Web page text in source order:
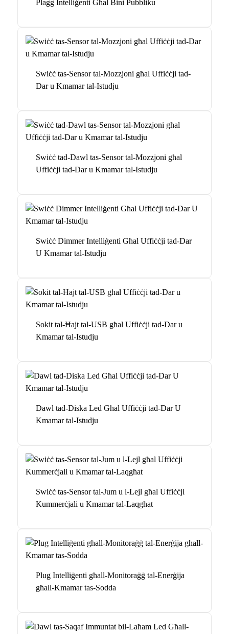
Plagg Intelliġenti Għal Bini Pubbliku
Swiċċ tas-Sensor tal-Mozzjoni għal Uffiċċji tad-
Dar u Kmamar tal-Istudju
Swiċċ tad-Dawl tas-Sensor tal-Mozzjoni għal
Uffiċċji tad-Dar u Kmamar tal-Istudju
Swiċċ Dimmer Intelliġenti Għal Uffiċċji tad-Dar
U Kmamar tal-Istudju
Sokit tal-Ħajt tal-USB għal Uffiċċji tad-Dar u
Kmamar tal-Istudju
Dawl tad-Diska Led Għal Uffiċċji tad-Dar U
Kmamar tal-Istudju
Swiċċ tas-Sensor tal-Jum u l-Lejl għal Uffiċċji
Kummerċjali u Kmamar tal-Laqgħat
Plug Intelliġenti għall-Monitoraġġ tal-Enerġija
għall-Kmamar tas-Sodda